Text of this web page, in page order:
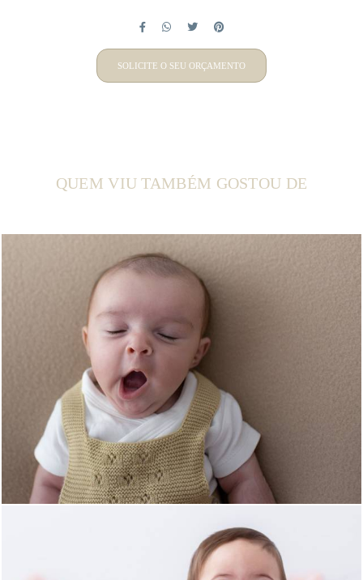
SOLICITE O SEU ORÇAMENTO
QUEM VIU TAMBÉM GOSTOU DE
1336